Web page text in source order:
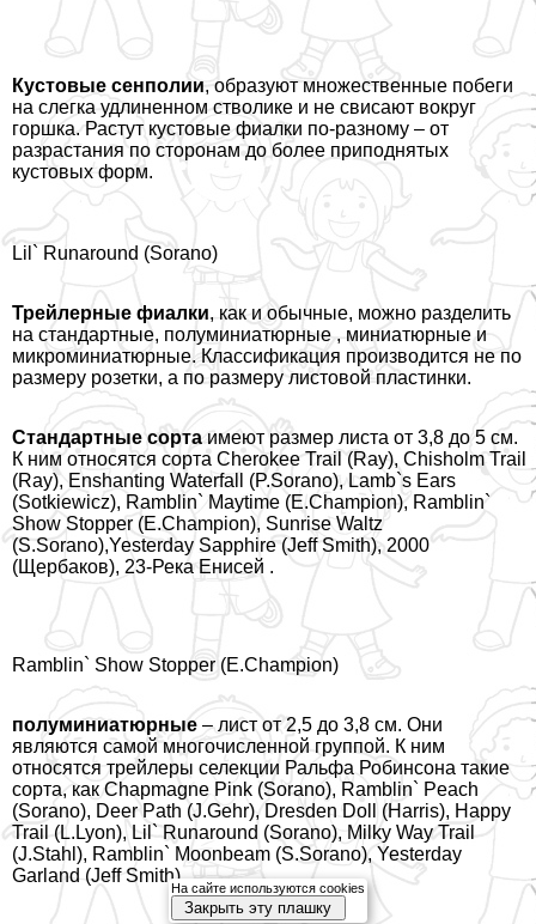
Кустовые сенполии, образуют множественные побеги
на слегка удлиненном стволике и не свисают вокруг
горшка. Растут кустовые фиалки по-разному – от
разрастания по сторонам до более приподнятых
кустовых форм.
Lil` Runaround (Sorano)
Трейлерные фиалки, как и обычные, можно разделить
на стандартные, полуминиатюрные , миниатюрные и
микроминиатюрные. Классификация производится не по
размеру розетки, а по размеру листовой пластинки.
Стандартные сорта имеют размер листа от 3,8 до 5 см.
К ним относятся сорта Cherokee Trail (Ray), Chisholm Trail
(Ray), Enshanting Waterfall (P.Sorano), Lamb`s Ears
(Sotkiewicz), Ramblin` Maytime (E.Champion), Ramblin`
Show Stopper (E.Champion), Sunrise Waltz
(S.Sorano),Yesterday Sapphire (Jeff Smith), 2000
(Щербаков), 23-Река Енисей .
Ramblin` Show Stopper (E.Champion)
полуминиатюрные – лист от 2,5 до 3,8 см. Они
являются самой многочисленной группой. К ним
относятся трейлеры селекции Ральфа Робинсона такие
сорта, как Chapmagne Pink (Sorano), Ramblin` Peach
(Sorano), Deer Path (J.Gehr), Dresden Doll (Harris), Happy
Trail (L.Lyon), Lil` Runaround (Sorano), Milky Way Trail
(J.Stahl), Ramblin` Moonbeam (S.Sorano), Yesterday
Garland (Jeff Smith).
На сайте используются cookies
Закрыть эту плашку